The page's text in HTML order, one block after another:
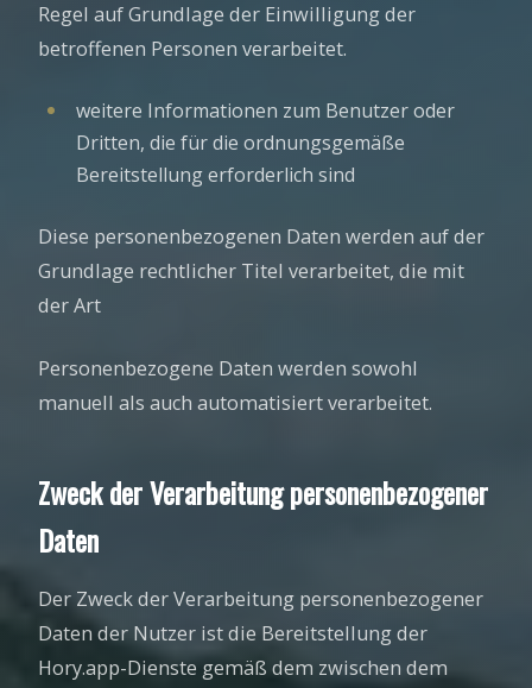
Regel auf Grundlage der Einwilligung der
betroffenen Personen verarbeitet.
weitere Informationen zum Benutzer oder
Dritten, die für die ordnungsgemäße
Bereitstellung erforderlich sind
Diese personenbezogenen Daten werden auf der
Grundlage rechtlicher Titel verarbeitet, die mit
der Art
Personenbezogene Daten werden sowohl
manuell als auch automatisiert verarbeitet.
Zweck der Verarbeitung personenbezogener
Daten
Der Zweck der Verarbeitung personenbezogener
Daten der Nutzer ist die Bereitstellung der
Hory.app-Dienste gemäß dem zwischen dem